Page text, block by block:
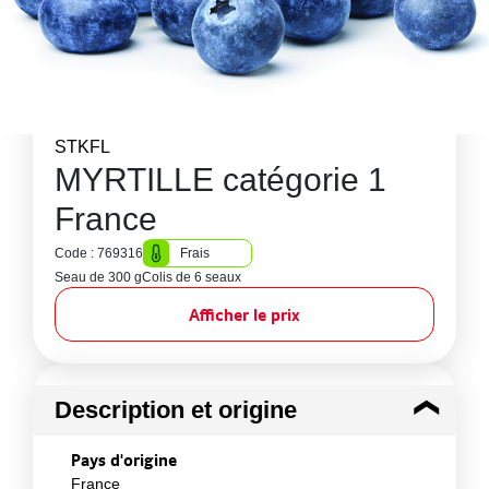
STKFL
MYRTILLE catégorie 1
France
Code : 769316
Frais
Seau de 300 gColis de 6 seaux
Afficher le prix
Description et origine
Pays d'origine
France